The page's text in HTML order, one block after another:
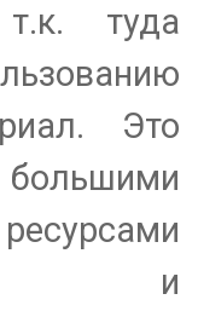
т.к. туда
Это
и